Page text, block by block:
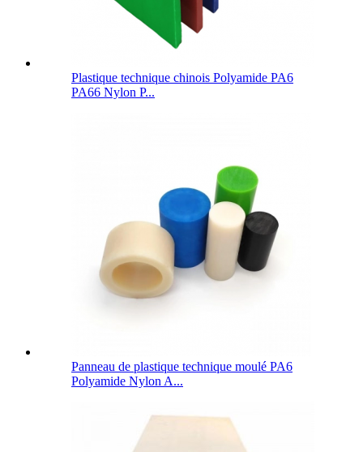
Plastique technique chinois Polyamide PA6
PA66 Nylon P...
Panneau de plastique technique moulé PA6
Polyamide Nylon A...